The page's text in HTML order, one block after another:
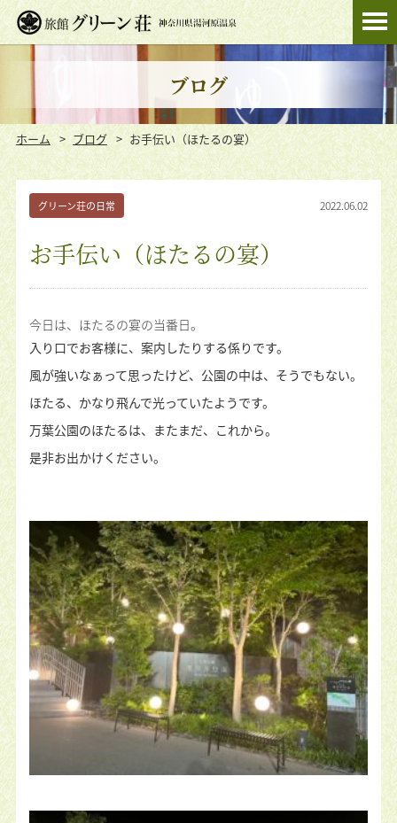
ブログ
ホーム ブログ お手伝い（ほたるの宴）
グリーン荘の日常 2022.06.02
お手伝い（ほたるの宴）
今日は、ほたるの宴の当番日。
入り口でお客様に、案内したりする係りです。
風が強いなぁって思ったけど、公園の中は、そうでもない。
ほたる、かなり飛んで光っていたようです。
万葉公園のほたるは、またまだ、これから。
是非お出かけください。